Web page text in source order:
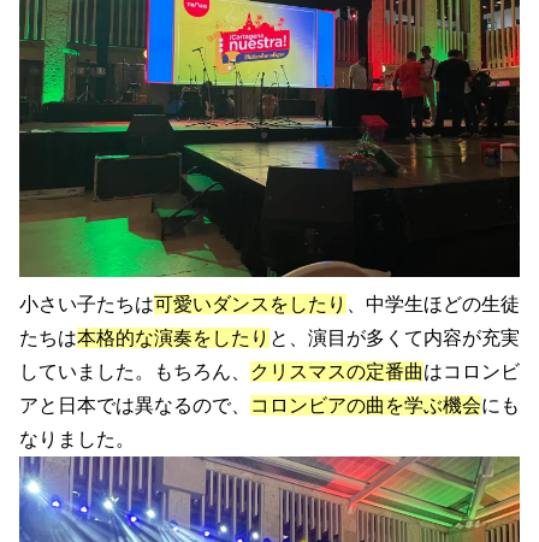
小さい子たちは可愛いダンスをしたり
、中学生ほどの生徒
たちは本格的な演奏をしたり と、演目が多くて内容が充実
していました。もちろん、
クリスマスの定番曲はコロンビ
アと日本では異なるので、
コロンビアの曲を学ぶ機会にも
なりました。